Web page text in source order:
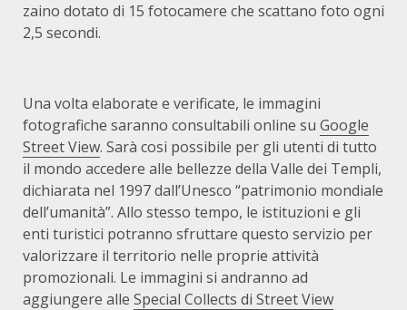
zaino dotato di 15 fotocamere che scattano foto ogni
2,5 secondi.
Una volta elaborate e verificate, le immagini
fotografiche saranno consultabili online su Google
Street View. Sarà cosi possibile per gli utenti di tutto
il mondo accedere alle bellezze della Valle dei Templi,
dichiarata nel 1997 dall’Unesco “patrimonio mondiale
dell’umanità”. Allo stesso tempo, le istituzioni e gli
enti turistici potranno sfruttare questo servizio per
valorizzare il territorio nelle proprie attività
promozionali. Le immagini si andranno ad
aggiungere alle Special Collects di Street View